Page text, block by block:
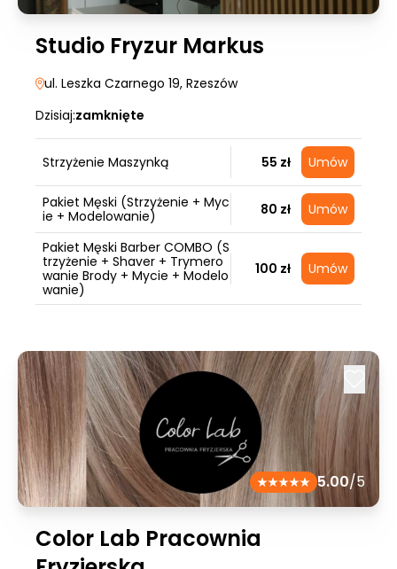
Studio Fryzur Markus
ul. Leszka Czarnego 19, Rzeszów
Dzisiaj:zamknięte
Strzyżenie Maszynką 55 zł Umów
Pakiet Męski (Strzyżenie + Myc
ie + Modelowanie)
80 zł Umów
Pakiet Męski Barber COMBO (S
trzyżenie + Shaver + Trymero
wanie Brody + Mycie + Modelo
wanie)
100 zł Umów
5.00/5
Color Lab Pracownia